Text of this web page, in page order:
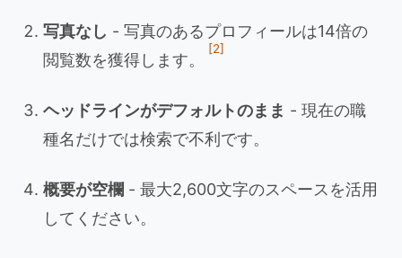
写真なし - 写真のあるプロフィールは14倍の
閲覧数を獲得します。
[2]
ヘッドラインがデフォルトのまま - 現在の職
種名だけでは検索で不利です。
概要が空欄 - 最大2,600文字のスペースを活用
してください。